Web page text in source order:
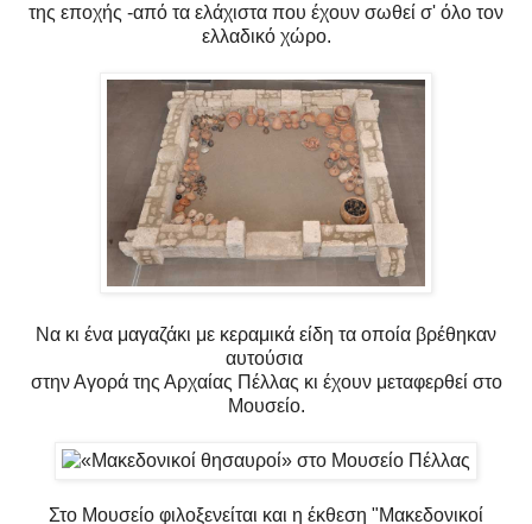
της εποχής -από τα ελάχιστα που έχουν σωθεί σ' όλο τον
ελλαδικό χώρο.
Να κι ένα μαγαζάκι με κεραμικά είδη τα οποία βρέθηκαν
αυτούσια
στην Αγορά της Αρχαίας Πέλλας κι έχουν μεταφερθεί στο
Μουσείο.
Στο Μουσείο φιλοξενείται και η έκθεση "Μακεδονικοί